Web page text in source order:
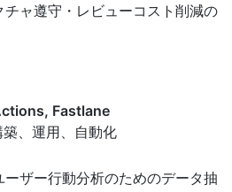
チャ遵守・レビューコスト削減の
Fastlane
、運用、自動化
ザー行動分析のためのデータ抽